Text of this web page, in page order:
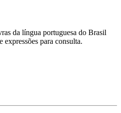
da língua portuguesa do Brasil
expressões para consulta.